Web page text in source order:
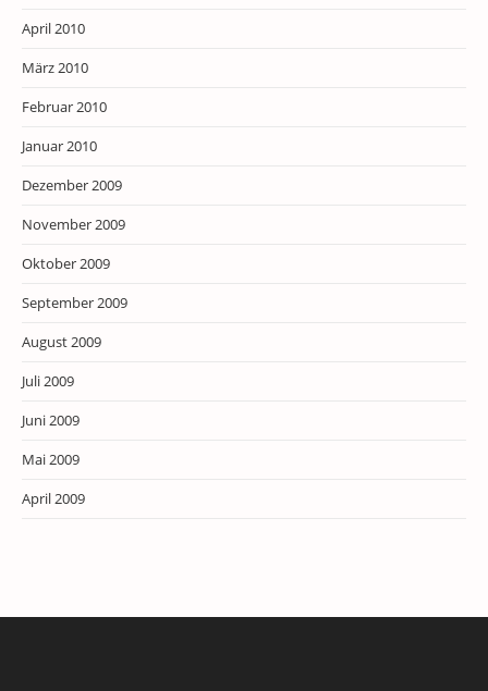
April 2010
März 2010
Februar 2010
Januar 2010
Dezember 2009
November 2009
Oktober 2009
September 2009
August 2009
Juli 2009
Juni 2009
Mai 2009
April 2009